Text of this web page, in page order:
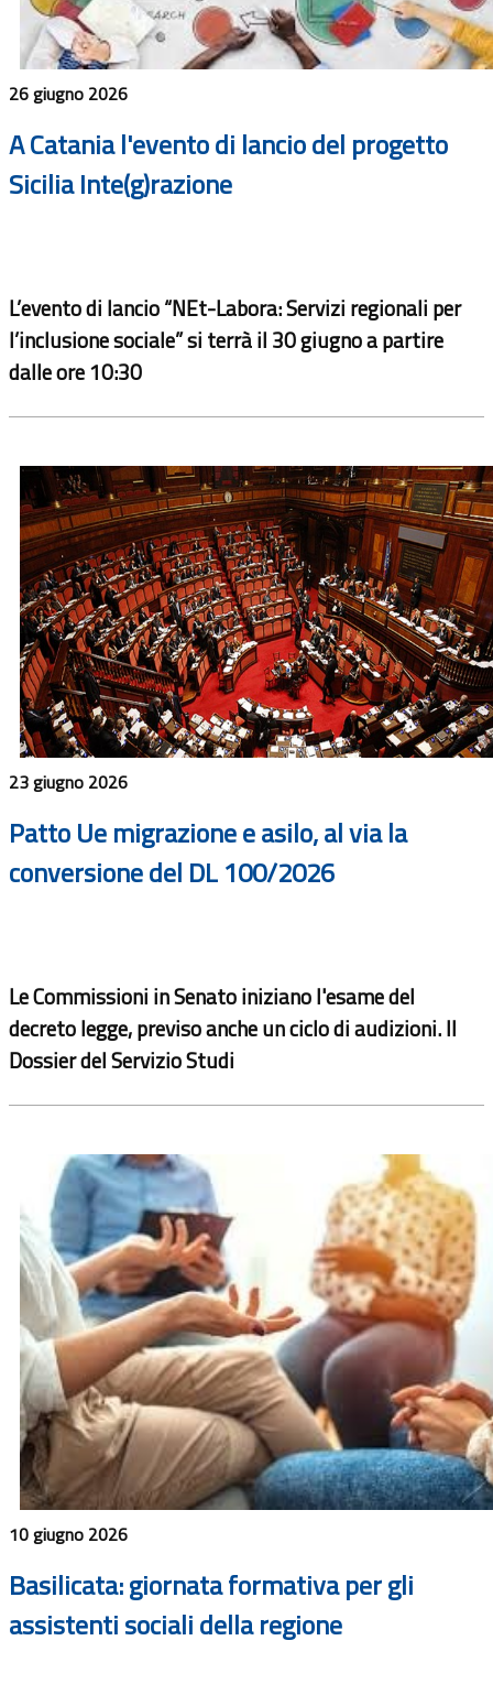
26 giugno 2026
A Catania l'evento di lancio del progetto
Sicilia Inte(g)razione
L’evento di lancio “NEt-Labora: Servizi regionali per
l’inclusione sociale” si terrà il 30 giugno a partire
dalle ore 10:30
23 giugno 2026
Patto Ue migrazione e asilo, al via la
conversione del DL 100/2026
Le Commissioni in Senato iniziano l'esame del
decreto legge, previso anche un ciclo di audizioni. Il
Dossier del Servizio Studi
10 giugno 2026
Basilicata: giornata formativa per gli
assistenti sociali della regione